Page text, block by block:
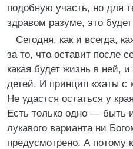
подобную участь, но для
здравом разуме, это
Сегодня, как и всегда,
за то, что оставит после
какая будет жизнь в ней,
детей. И принцип «хаты с
Не удастся остаться у
Есть только одно — быть
лукавого варианта ни
предусмотрено. А потому